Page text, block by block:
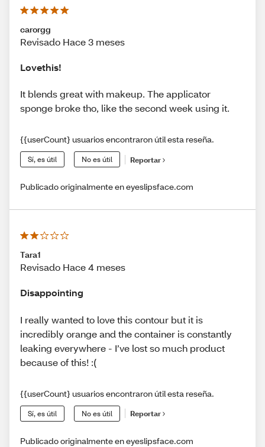
carorgg
Revisado Hace 3 meses
Lovethis!
It blends great with makeup. The applicator
sponge broke tho, like the second week using it.
{{userCount} usuarios encontraron útil esta reseña.
Sí, es útil No es útil Reportar
Publicado originalmente en eyeslipsface.com
Tara1
Revisado Hace 4 meses
Disappointing
I really wanted to love this contour but it is
incredibly orange and the container is constantly
leaking everywhere - I’ve lost so much product
because of this! :(
{{userCount} usuarios encontraron útil esta reseña.
Sí, es útil No es útil Reportar
Publicado originalmente en eyeslipsface.com